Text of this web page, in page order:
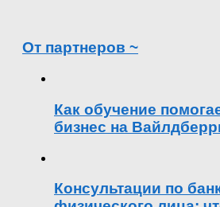
От партнеров ~
Как обучение
бизнес на
Консультации по